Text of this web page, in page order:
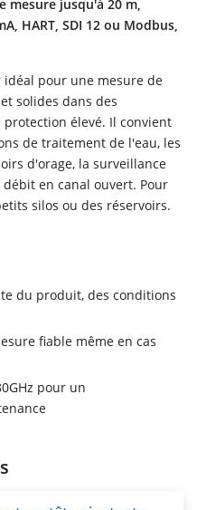
mesure jusqu'à 20 m,
HART, SDI 12 ou Modbus,
idéal pour une mesure de
solides dans des
élevé. Il convient
de traitement de l'eau, les
d'orage, la surveillance
en canal ouvert. Pour
silos ou des réservoirs.
du produit, des conditions
fiable même en cas
pour un